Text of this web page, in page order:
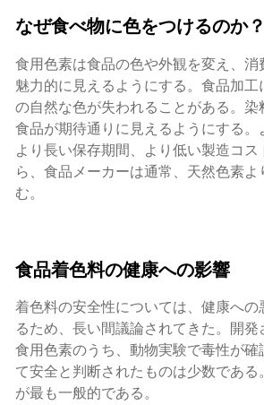
なぜ食べ物に色をつけるのか？
食用色素は食品の色や外観を変え、消
魅力的に見えるようにする。食品加
の自然な色が失われることがある。染
食品が期待通りに見えるようにする。
より長い保存期間、より低い製造コ
ら、食品メーカーは通常、天然色素
む。
食品着色料の健康への影響
着色料の安全性については、健康へ
るため、長い間議論されてきた。開
食用色素のうち、動物実験で毒性が確
て安全と判断されたものは少数であ
が最も一般的である。